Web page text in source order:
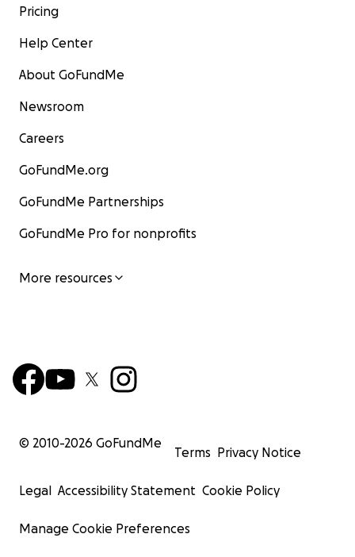
Pricing
Help Center
About GoFundMe
Newsroom
Careers
GoFundMe.org
GoFundMe Partnerships
GoFundMe Pro for nonprofits
More resources
© 2010-2026 GoFundMe
Terms Privacy Notice
Legal Accessibility Statement Cookie Policy
Manage Cookie Preferences